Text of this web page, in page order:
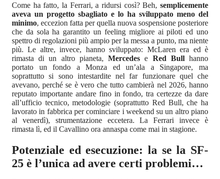
Come ha fatto, la Ferrari, a ridursi così? Beh, semplicemente
aveva un progetto sbagliato e lo ha sviluppato meno del
minimo, eccezion fatta per quella nuova sospensione posteriore
che da sola ha garantito un feeling migliore ai piloti ed uno
spettro di regolazioni più ampio per la messa a punto, ma niente
più. Le altre, invece, hanno sviluppato: McLaren era ed è
rimasta di un altro pianeta,Mercedes e Red Bullhanno
portato un fondo a Monza ed un’ala a Singapore, ma
soprattutto si sono intestardite nel far funzionare quel che
avevano, perché se è vero che tutto cambierà nel 2026, hanno
reputato importante andare fino in fondo, tra certezze da dare
all’ufficio tecnico, metodologie (soprattutto Red Bull, che ha
lavorato in fabbrica per cominciare i weekend su un altro piano
al venerdì), strumentazione eccetera. La Ferrari invece è
rimasta lì, ed il Cavallino ora annaspa come mai in stagione.
Potenziale ed esecuzione: la se la SF-
25 è l’unica ad avere certi problemi…